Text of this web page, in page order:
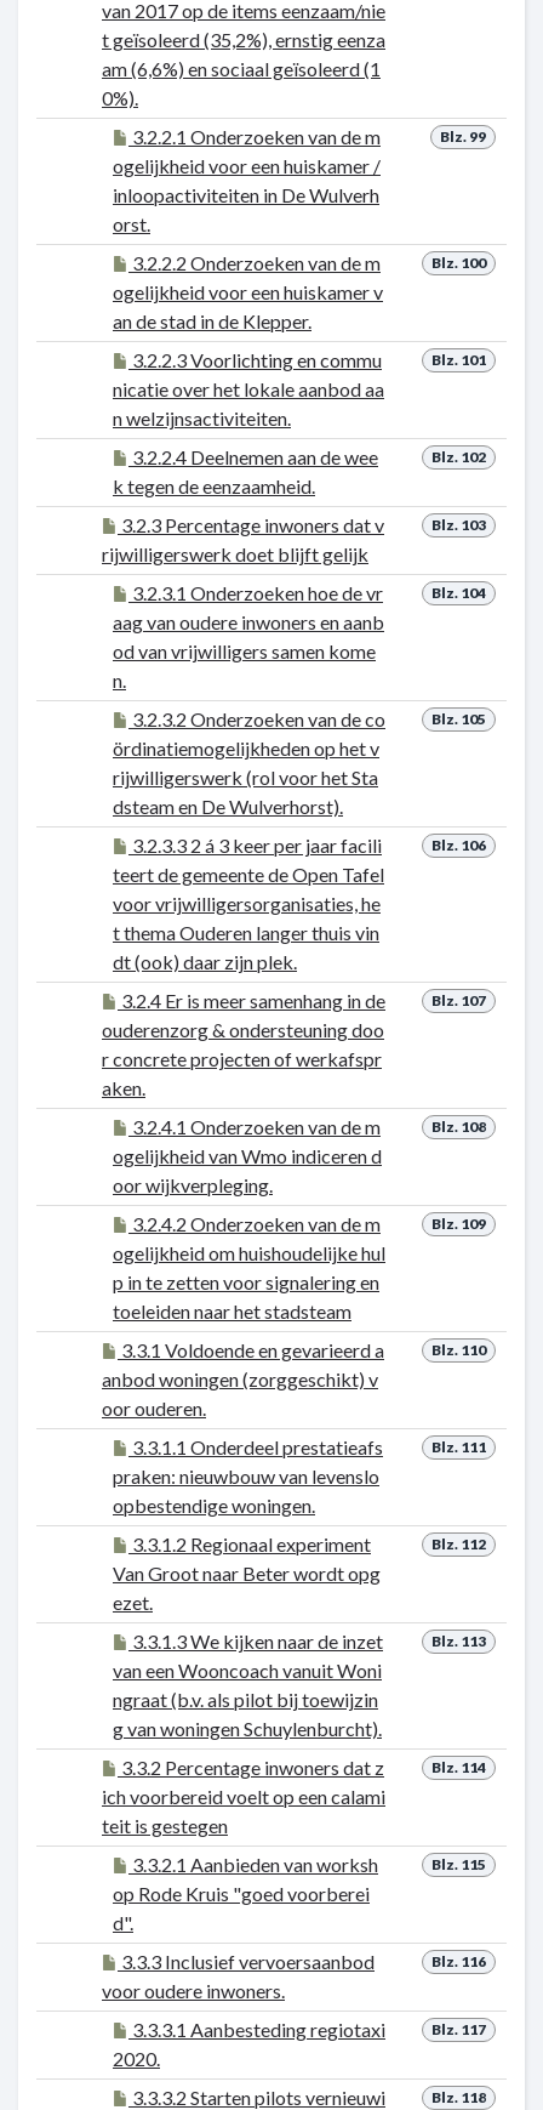
van 2017 op de items eenzaam/nie
t geïsoleerd (35,2%), ernstig eenza
am (6,6%) en sociaal geïsoleerd (1
0%).
Blz. 99
3.2.2.1 Onderzoeken van de m
ogelijkheid voor een huiskamer /
inloopactiviteiten in De Wulverh
orst.
Blz. 100
3.2.2.2 Onderzoeken van de m
ogelijkheid voor een huiskamer v
an de stad in de Klepper.
Blz. 101
3.2.2.3 Voorlichting en commu
nicatie over het lokale aanbod aa
n welzijnsactiviteiten.
Blz. 102
3.2.2.4 Deelnemen aan de wee
k tegen de eenzaamheid.
Blz. 103
3.2.3 Percentage inwoners dat v
rijwilligerswerk doet blijft gelijk
Blz. 104
3.2.3.1 Onderzoeken hoe de vr
aag van oudere inwoners en aanb
od van vrijwilligers samen kome
n.
Blz. 105
3.2.3.2 Onderzoeken van de co
ördinatiemogelijkheden op het v
rijwilligerswerk (rol voor het Sta
dsteam en De Wulverhorst).
Blz. 106
3.2.3.3 2 á 3 keer per jaar facili
teert de gemeente de Open Tafel
voor vrijwilligersorganisaties, he
t thema Ouderen langer thuis vin
dt (ook) daar zijn plek.
Blz. 107
3.2.4 Er is meer samenhang in de
ouderenzorg & ondersteuning doo
r concrete projecten of werkafspr
aken.
Blz. 108
3.2.4.1 Onderzoeken van de m
ogelijkheid van Wmo indiceren d
oor wijkverpleging.
Blz. 109
3.2.4.2 Onderzoeken van de m
ogelijkheid om huishoudelijke hul
p in te zetten voor signalering en
toeleiden naar het stadsteam
Blz. 110
3.3.1 Voldoende en gevarieerd a
anbod woningen (zorggeschikt) v
oor ouderen.
Blz. 111
3.3.1.1 Onderdeel prestatieafs
praken: nieuwbouw van levenslo
opbestendige woningen.
Blz. 112
3.3.1.2 Regionaal experiment
Van Groot naar Beter wordt opg
ezet.
Blz. 113
3.3.1.3 We kijken naar de inzet
van een Wooncoach vanuit Woni
ngraat (b.v. als pilot bij toewijzin
g van woningen Schuylenburcht).
Blz. 114
3.3.2 Percentage inwoners dat z
ich voorbereid voelt op een calami
teit is gestegen
Blz. 115
3.3.2.1 Aanbieden van worksh
op Rode Kruis "goed voorberei
d".
Blz. 116
3.3.3 Inclusief vervoersaanbod
voor oudere inwoners.
Blz. 117
3.3.3.1 Aanbesteding regiotaxi
2020.
Blz. 118
3.3.3.2 Starten pilots vernieuwi